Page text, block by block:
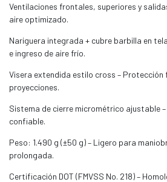
Ventilaciones frontales, superiores y
aire optimizado.
Nariguera integrada + cubre barbilla en
e ingreso de aire frío.
Visera extendida estilo cross – Protección
proyecciones.
Sistema de cierre micrométrico ajustable
confiable.
Peso: 1.490 g (±50 g) – Ligero para
prolongada.
Certificación DOT (FMVSS No. 218) –